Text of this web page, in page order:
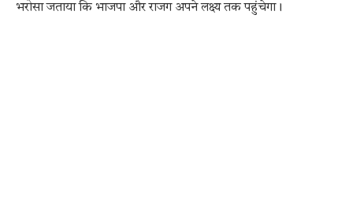
भरोसा जताया कि भाजपा और राजग अपने लक्ष्य तक पहुंचेगा।